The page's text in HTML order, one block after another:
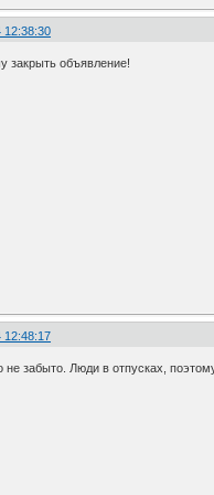
12:38:30
закрыть объявление!
12:48:17
не забыто. Люди в отпусках,